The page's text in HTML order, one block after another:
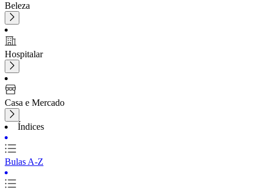
Beleza
Hospitalar
Casa e Mercado
Índices
Bulas A-Z